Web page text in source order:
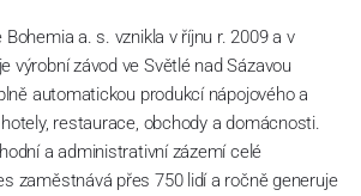
a. s. vznikla v říjnu r. 2009 a v
výrobní závod ve Světlé nad Sázavou
automatickou produkcí nápojového a
restaurace, obchody a domácnosti.
a administrativní zázemí celé
zaměstnává přes 750 lidí a ročně generuje